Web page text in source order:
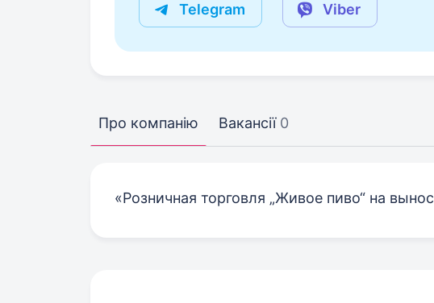
Telegram Viber
Про компанію Вакансії 0
«Розничная торговля „Живое пиво“ на вынос